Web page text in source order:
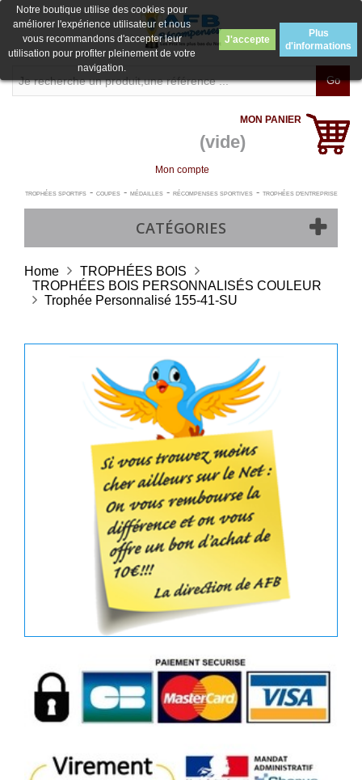
Go
MON PANIER
(vide)
Mon compte
TROPHÉES SPORTIFS- COUPES- MÉDAILLES- RÉCOMPENSES SPORTIVES- TROPHÉES D'ENTREPRISE
CATÉGORIES
Notre boutique utilise des cookies pour
améliorer l'expérience utilisateur et nous
vous recommandons d'accepter leur
utilisation pour profiter pleinement de votre
navigation.
J'accepte
Plus
d'informations
Home
TROPHÉES BOIS
TROPHÉES BOIS PERSONNALISÉS COULEUR
Trophée Personnalisé 155-41-SU